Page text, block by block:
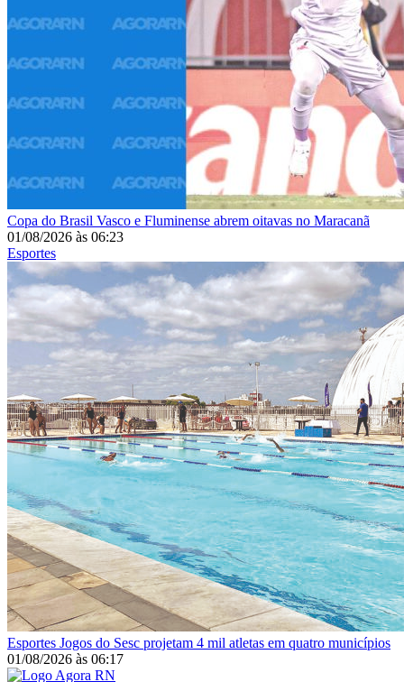
Copa do Brasil Vasco e Fluminense abrem oitavas no Maracanã
01/08/2026 às 06:23
Esportes
Esportes Jogos do Sesc projetam 4 mil atletas em quatro municípios
01/08/2026 às 06:17